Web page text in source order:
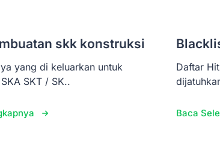
skk konstruksi
yang di keluarkan untuk
SKT / SK..
Daftar
Baca